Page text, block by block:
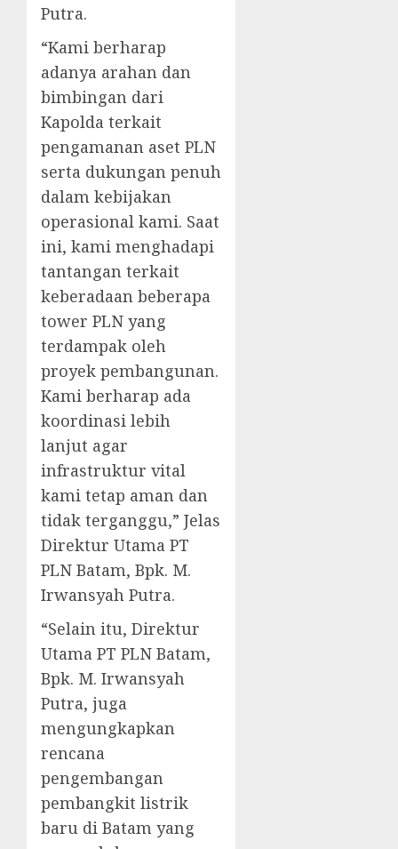
Putra.
“Kami berharap
adanya arahan dan
bimbingan dari
Kapolda terkait
pengamanan aset PLN
serta dukungan penuh
dalam kebijakan
operasional kami. Saat
ini, kami menghadapi
tantangan terkait
keberadaan beberapa
tower PLN yang
terdampak oleh
proyek pembangunan.
Kami berharap ada
koordinasi lebih
lanjut agar
infrastruktur vital
kami tetap aman dan
tidak terganggu,” Jelas
Direktur Utama PT
PLN Batam, Bpk. M.
Irwansyah Putra.
“Selain itu, Direktur
Utama PT PLN Batam,
Bpk. M. Irwansyah
Putra, juga
mengungkapkan
rencana
pengembangan
pembangkit listrik
baru di Batam yang